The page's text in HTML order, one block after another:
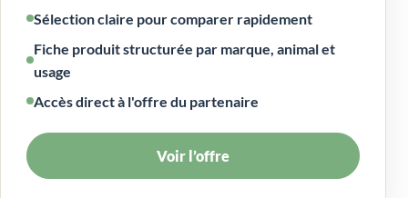
Sélection claire pour comparer rapidement
Fiche produit structurée par marque, animal et
usage
Accès direct à l'offre du partenaire
Voir l’offre